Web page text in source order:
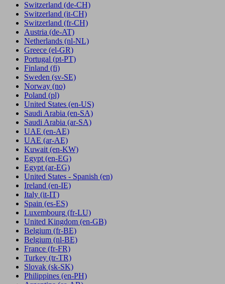
Switzerland (de-CH)
Switzerland (it-CH)
Switzerland (fr-CH)
Austria (de-AT)
Netherlands (nl-NL)
Greece (el-GR)
Portugal (pt-PT)
Finland (fi)
Sweden (sv-SE)
Norway (no)
Poland (pl)
United States (en-US)
Saudi Arabia (en-SA)
Saudi Arabia (ar-SA)
UAE (en-AE)
UAE (ar-AE)
Kuwait (en-KW)
Egypt (en-EG)
Egypt (ar-EG)
United States - Spanish (en)
Ireland (en-IE)
Italy (it-IT)
Spain (es-ES)
Luxembourg (fr-LU)
United Kingdom (en-GB)
Belgium (fr-BE)
Belgium (nl-BE)
France (fr-FR)
Turkey (tr-TR)
Slovak (sk-SK)
Philippines (en-PH)